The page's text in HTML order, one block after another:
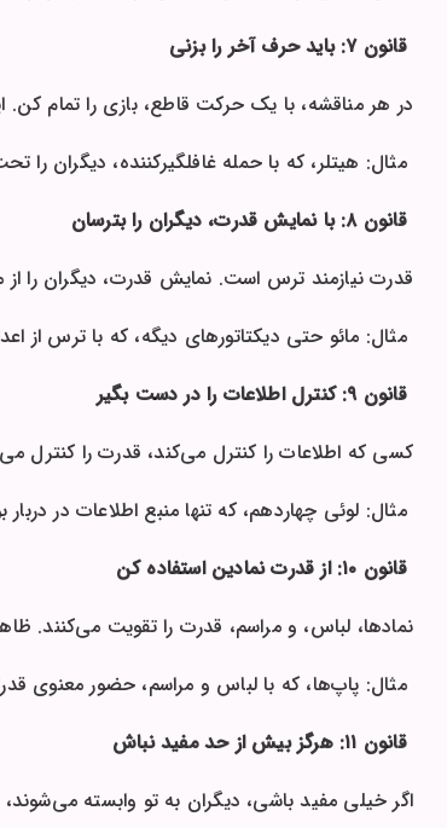
قانون ۷: باید حرف آخر را بزنی
در هر مناقشه، با یک حرکت قاطع، بازی را
مثال: هیتلر، که با حمله غافلگیرکننده، دیگران
قانون ۸: با نمایش قدرت، دیگران را بترسان
قدرت نیازمند ترس است. نمایش قدرت، دیگران را از
مثال: مائو حتی دیکتاتورهای دیگه، که با ترس از
قانون ۹: کنترل اطلاعات را در دست بگیر
کسی که اطلاعات را کنترل می‌کند، قدرت را کنترل
مثال: لوئی چهاردهم، که تنها منبع اطلاعات در
قانون ۱۰: از قدرت نمادین استفاده کن
نمادها، لباس، و مراسم، قدرت را تقویت می‌کنند.
مثال: پاپ‌ها، که با لباس و مراسم، حضور
قانون ۱۱: هرگز بیش از حد مفید نباش
اگر خیلی مفید باشی، دیگران به تو وابسته